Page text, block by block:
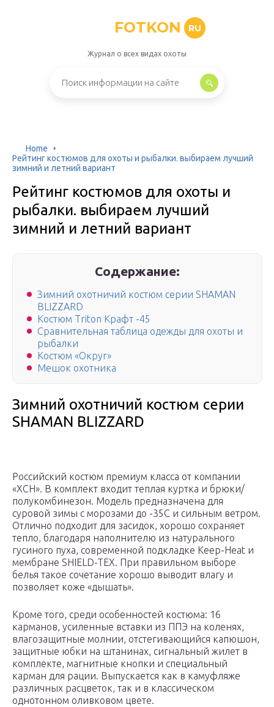
FOTKON RU
Журнал о всех видах охоты
Home
Рейтинг костюмов для охоты и рыбалки. выбираем лучший
зимний и летний вариант
Рейтинг костюмов для охоты и
рыбалки. выбираем лучший
зимний и летний вариант
Содержание:
Зимний охотничий костюм серии SHAMAN
BLIZZARD
Костюм Triton Крафт -45
Сравнительная таблица одежды для охоты и
рыбалки
Костюм «Округ»
Мешок охотника
Зимний охотничий костюм серии
SHAMAN BLIZZARD
Российский костюм премиум класса от компании
«ХСН». В комплект входит теплая куртка и брюки/
полукомбинезон. Модель предназначена для
суровой зимы с морозами до -35C и сильным ветром.
Отлично подходит для засидок, хорошо сохраняет
тепло, благодаря наполнителю из натурального
гусиного пуха, современной подкладке Keep-Heat и
мембране SHIELD-TEX. При правильном выборе
белья такое сочетание хорошо выводит влагу и
позволяет коже «дышать».
Кроме того, среди особенностей костюма: 16
карманов, усиленные вставки из ППЭ на коленях,
влагозащитные молнии, отстегивающийся капюшон,
защитные юбки на штанинах, сигнальный жилет в
комплекте, магнитные кнопки и специальный
карман для рации. Выпускается как в камуфляже
различных расцветок, так и в классическом
однотонном оливковом цвете.